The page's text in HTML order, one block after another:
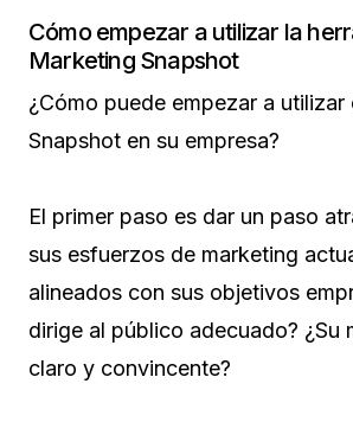
Cómo empezar a utilizar la
Marketing Snapshot
¿Cómo puede empezar a
Snapshot en su empresa?
El primer paso es dar un paso
sus esfuerzos de marketing
alineados con sus objetivos
dirige al público adecuado? ¿Su
claro y convincente?